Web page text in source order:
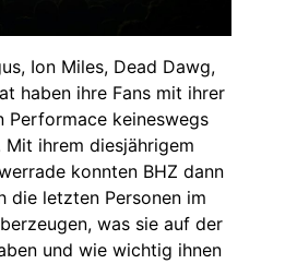
Ion Miles, Dead Dawg,
haben ihre Fans mit ihrer
Performace keineswegs
Mit ihrem diesjährigem
konnten BHZ dann
die letzten Personen im
was sie auf der
und wie wichtig ihnen